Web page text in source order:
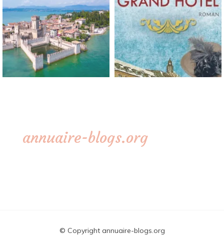
annuaire-blogs.org
© Copyright annuaire-blogs.org